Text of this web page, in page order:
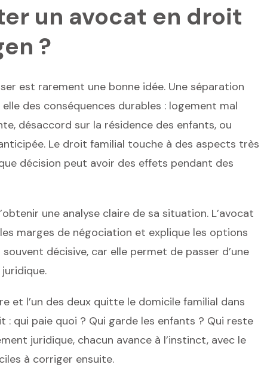
un avocat en droit
?
est rarement une bonne idée. Une séparation
des conséquences durables : logement mal
désaccord sur la résidence des enfants, ou
Le droit familial touche à des aspects très
décision peut avoir des effets pendant des
une analyse claire de sa situation. L’avocat
marges de négociation et explique les options
décisive, car elle permet de passer d’une
et l’un des deux quitte le domicile familial dans
: qui paie quoi ? Qui garde les enfants ? Qui reste
juridique, chacun avance à l’instinct, avec le
à corriger ensuite.